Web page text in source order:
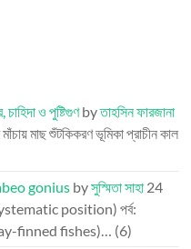
চাহিদা ও পুষ্টিগুণbyতাহসিন ফারজানা
মাছ শুঁটকিকরণ ভূমিকা প্রাচীন কাল
gonius byসুস্মিতা সাহা 24
position) পর্ব:
finned fishes)… (6)